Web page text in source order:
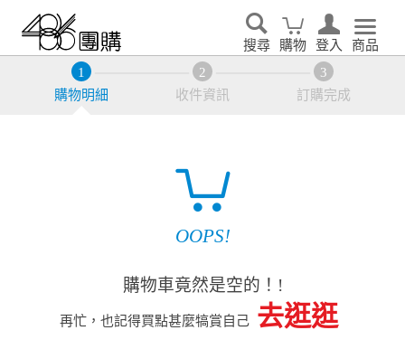
搜尋 購物 登入 商品
購物明細 收件資訊 訂購完成
OOPS!
購物車竟然是空的！!
再忙，也記得買點甚麼犒賞自己 去逛逛